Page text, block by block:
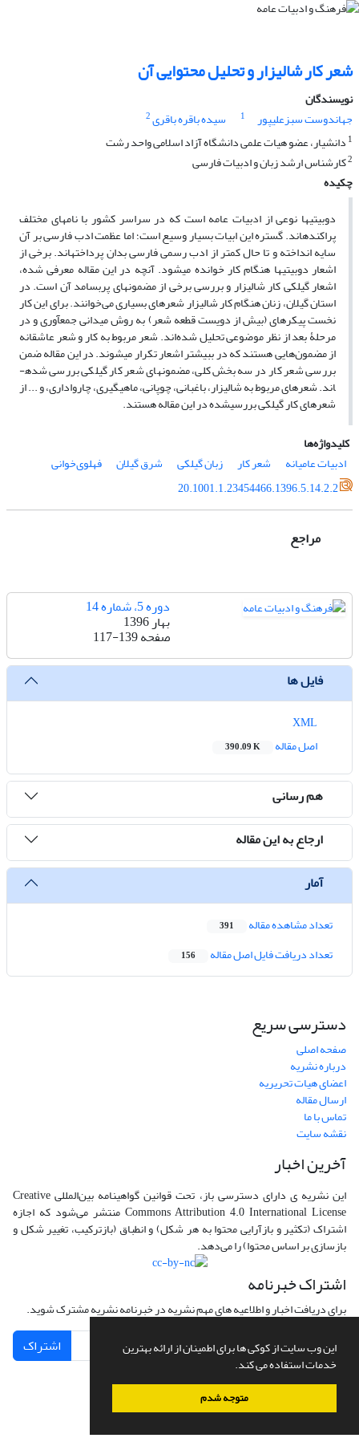
این وب سایت از کوکی ها برای اطمینان از ارائه بهترین
خدمات استفاده می کند.
متوجه شدم
شعر کار شالیزار و تحلیل محتوایی آن
نویسندگان
جهاندوست سبزعلیپور
1 سیده باقره باقری2
1 دانشیار، عضو هیات علمی دانشگاه آزاد اسلامی واحد رشت
2کارشناس ارشد زبان و ادبیات فارسی
چکیده
دوبیتی­ها نوعی از ادبیات عامه است که در سراسر کشور با نام­های مختلف
پراکنده­اند. گستره این ابیات بسیار وسیع ‌است؛ اما عظمت ادب فارسی بر آن
سایه انداخته و تا حال کمتر از ادب رسمی فارسی بدان پرداخته­اند. برخی از
اشعار دوبیتی­ها هنگام کار خوانده می­شود. آنچه در این مقاله معرفی شده،
اشعار گیلکی کار شالیزار و بررسی برخی از مضمون­های پربسامد آن است. در
استان گیلان، زنان هنگام کار شالیزار شعرهای بسیاری می‌خوانند. برای این کار
نخست پیکره­ای (بیش از دویست قطعه شعر) به روش میدانی جمع­آوری و در
مرحلۀ بعد از نظر موضوعی تحلیل شده‌اند. شعر مربوط به کار و شعر عاشقانه
از مضمون‌هایی هستند که در ببیشتر اشعار تکرار می­شوند. در این مقاله ضمن
بررسی شعر کار در سه بخش کلی، مضمون­های شعر کار گیلکی بررسی شده­
اند. شعرهای مربوط به شالیزار، باغبانی، چوپانی، ماهیگیری، چارواداری، و ... از
شعرهای کار گیلکی بررسی­شده در این مقاله هستند.
کلیدواژه‌ها
ادبیات عامیانه
شعر کار زبان گیلکی شرق گیلان
فهلوی‌خوانی
20.1001.1.23454466.1396.5.14.2.2
مراجع
دوره 5، شماره 14
بهار 1396
صفحه117-139
فایل ها
اصل مقاله
390.09 K
هم رسانی
ارجاع به این مقاله
آمار
تعداد مشاهده مقاله 391
تعداد دریافت فایل اصل مقاله 156
دسترسی سریع
صفحه اصلی
درباره نشریه
اعضای هیات تحریریه
ارسال مقاله
تماس با ما
نقشه سایت
آخرین اخبار
این نشریه ی دارای دسترسی باز، تحت قوانین گواهینامه بین‌المللی Creative
Commons Attribution 4.0 International License منتشر می‌شود که اجازه
اشتراک (تکثیر و بازآرایی محتوا به هر شکل) و انطباق (بازترکیب، تغییر شکل و
بازسازی بر اساس محتوا) را می‌دهد.
اشتراک خبرنامه
برای دریافت اخبار و اطلاعیه های مهم نشریه در خبرنامه نشریه مشترک شوید.
اشتراک
سامانه مدیریت نشریات علمی.طراحی و پیاده سازی ازسیناوب